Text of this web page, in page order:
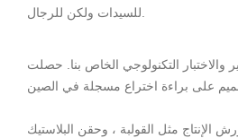
للسيدات ولكن للرجال.
والاختبار التكنولوجي الخاص بنا. حصلت
الإنتاج مثل القولبة ، وحقن البلاستيك